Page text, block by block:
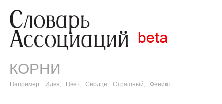
Например: Идея, Цвет, Сердце, Страшный, Феникс